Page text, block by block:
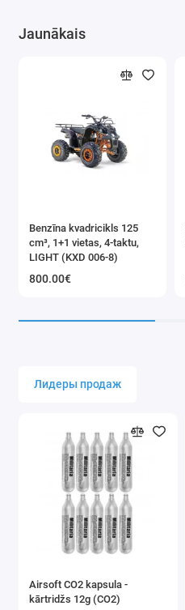
Jaunākais
Benzīna kvadricikls 125
cm³, 1+1 vietas, 4-taktu,
LIGHT (KXD 006-8)
800.00€
Лидеры продаж
Airsoft CO2 kapsula -
kārtridžs 12g (CO2)